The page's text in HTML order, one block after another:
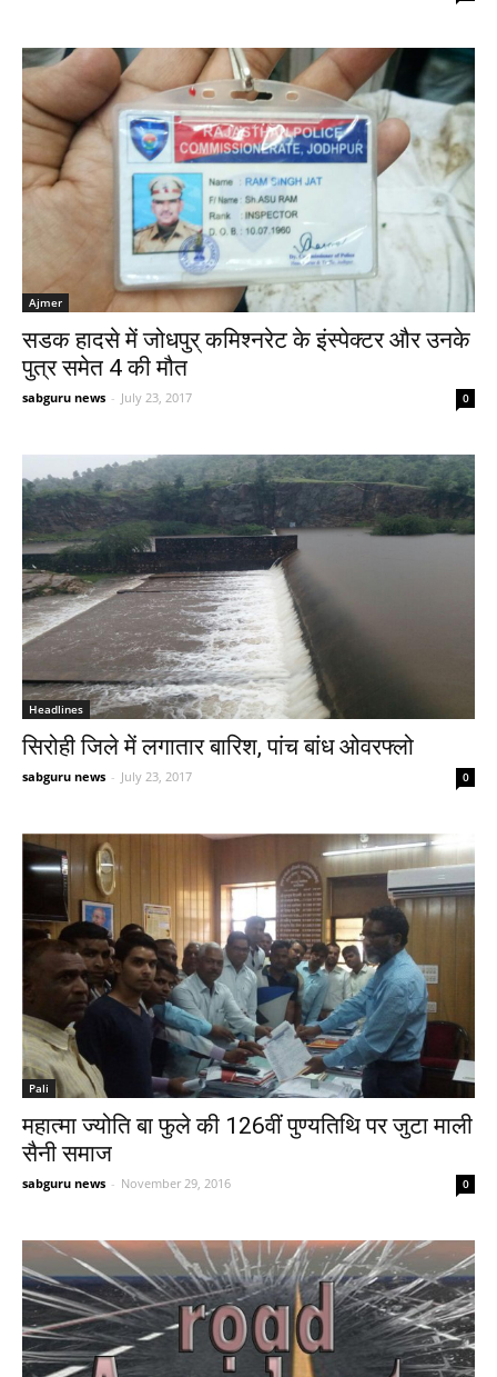
Ajmer
सडक हादसे में जोधपुर् कमिश्नरेट के इंस्पेक्टर और उनके
पुत्र समेत 4 की मौत
sabguru news - July 23, 2017 0
Headlines
सिरोही जिले में लगातार बारिश, पांच बांध ओवरफ्लो
sabguru news - July 23, 2017 0
Pali
महात्मा ज्योति बा फुले की 126वीं पुण्यतिथि पर जुटा माली
सैनी समाज
sabguru news - November 29, 2016 0